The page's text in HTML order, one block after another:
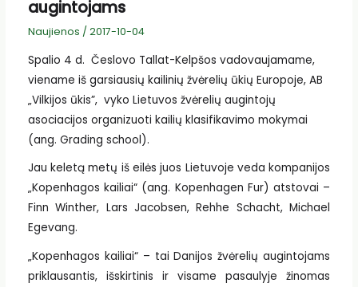
augintojams
Naujienos / 2017-10-04
Spalio 4 d. Česlovo Tallat-Kelpšos vadovaujamame,
viename iš garsiausių kailinių žvėrelių ūkių Europoje, AB
„Vilkijos ūkis”, vyko Lietuvos žvėrelių augintojų
asociacijos organizuoti kailių klasifikavimo mokymai
(ang. Grading school).
Jau keletą metų iš eilės juos Lietuvoje veda kompanijos
„Kopenhagos kailiai“ (ang. Kopenhagen Fur) atstovai –
Finn Winther, Lars Jacobsen, Rehhe Schacht, Michael
Egevang.
„Kopenhagos kailiai“ – tai Danijos žvėrelių augintojams
priklausantis, išskirtinis ir visame pasaulyje žinomas